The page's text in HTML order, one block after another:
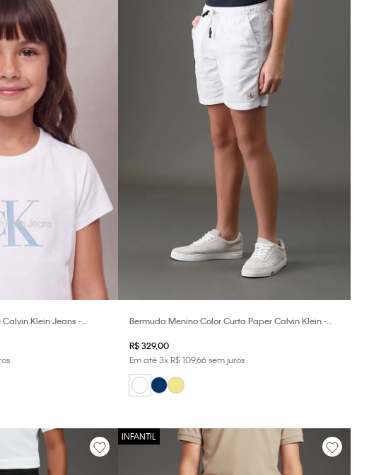
Klein Jeans -
Bermuda Menino Color Curta Paper Calvin Klein -
R$ 329,00
Em até3xR$ 109,66sem juros